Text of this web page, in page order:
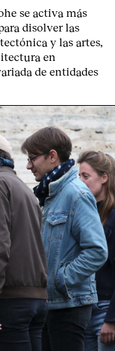
se activa más
disolver las
y las artes,
en
de entidades